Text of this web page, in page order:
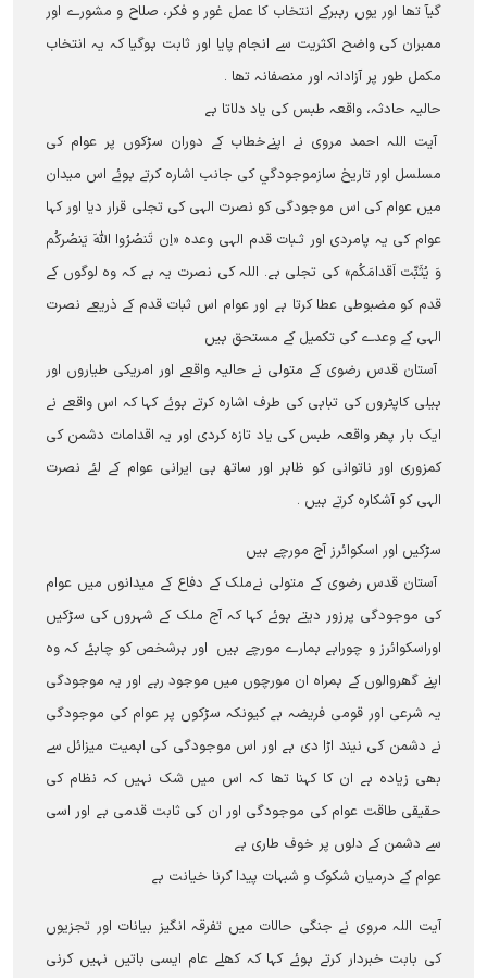
گيآ تھا اور یوں رہبرکے انتخاب کا عمل غور و فکر، صلاح و مشورے اور
ممبران کی واضح اکثریت سے انجام پایا اور ثابت ہوگیا کہ یہ انتخاب
مکمل طور پر آزادانہ اور منصفانہ تھا ۔
حالیہ حادثہ، واقعہ طبس کی یاد دلاتا ہے
آيت اللہ احمد مروی نے اپنےخطاب کے دوران سڑکوں پر عوام کی
مسلسل اور تاریخ سازموجودگي کی جانب اشارہ کرتے ہوئے اس میدان
میں عوام کی اس موجودگی کو نصرت الہی کی تجلی قرار دیا اور کہا
عوام کی یہ پامردی اور ثـبات قدم الہی وعدہ «اِن تَنصُرُوا اللهَ یَنصُرکُم
وَ یُثَبِّت اَقدامَکُم» کی تجلی ہے۔ اللہ کی نصرت یہ ہے کہ وہ لوگوں کے
قدم کو مضبوطی عطا کرتا ہے اور عوام اس ثبات قدم کے ذریعے نصرت
الہی کے وعدے کی تکمیل کے مستحق ہیں
آستان قدس رضوی کے متولی نے حالیہ واقعے اور امریکی طیاروں اور
ہیلی کاپٹروں کی تباہی کی طرف اشارہ کرتے ہوئے کہا کہ اس واقعے نے
ایک بار پھر واقعہ طبس کی یاد تازہ کردی اور یہ اقدامات دشمن کی
کمزوری اور ناتوانی کو ظاہر اور ساتھ ہی ایرانی عوام کے لئے نصرت
الہی کو آشکارہ کرتے ہیں ۔
سڑکیں اور اسکوائرز آج مورچے ہیں
آستان قدس رضوی کے متولی نےملک کے دفاع کے میدانوں میں عوام
کی موجودگی پرزور دیتے ہوئے کہا کہ آج ملک کے شہروں کی سڑکیں
اوراسکوائرز و چوراہے ہمارے مورچے ہیں اور ہرشخص کو چاہئے کہ وہ
اپنے گھروالوں کے ہمراہ ان مورچوں میں موجود رہے اور یہ موجودگی
یہ شرعی اور قومی فریضہ ہے کیونکہ سڑکوں پر عوام کی موجودگی
نے دشمن کی نیند اڑا دی ہے اور اس موجودگی کی اہمیت میزائل سے
بھی زیادہ ہے ان کا کہنا تھا کہ اس میں شک نہيں کہ نظام کی
حقیقی طاقت عوام کی موجودگی اور ان کی ثابت قدمی ہے اور اسی
سے دشمن کے دلوں پر خوف طاری ہے
عوام کے درمیان شکوک و شبہات پیدا کرنا خیانت ہے
آيت اللہ مروی نے جنگی حالات میں تفرقہ انگیز بیانات اور تجزیوں
کی بابت خبردار کرتے ہوئے کہا کہ کھلے عام ایسی باتیں نہيں کرنی